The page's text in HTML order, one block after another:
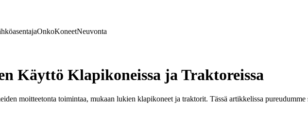
OnkoKoneetNeuvonta
Käyttö Klapikoneissa ja Traktoreissa
moitteetonta toimintaa, mukaan lukien klapikoneet ja traktorit. Tässä artikkelissa